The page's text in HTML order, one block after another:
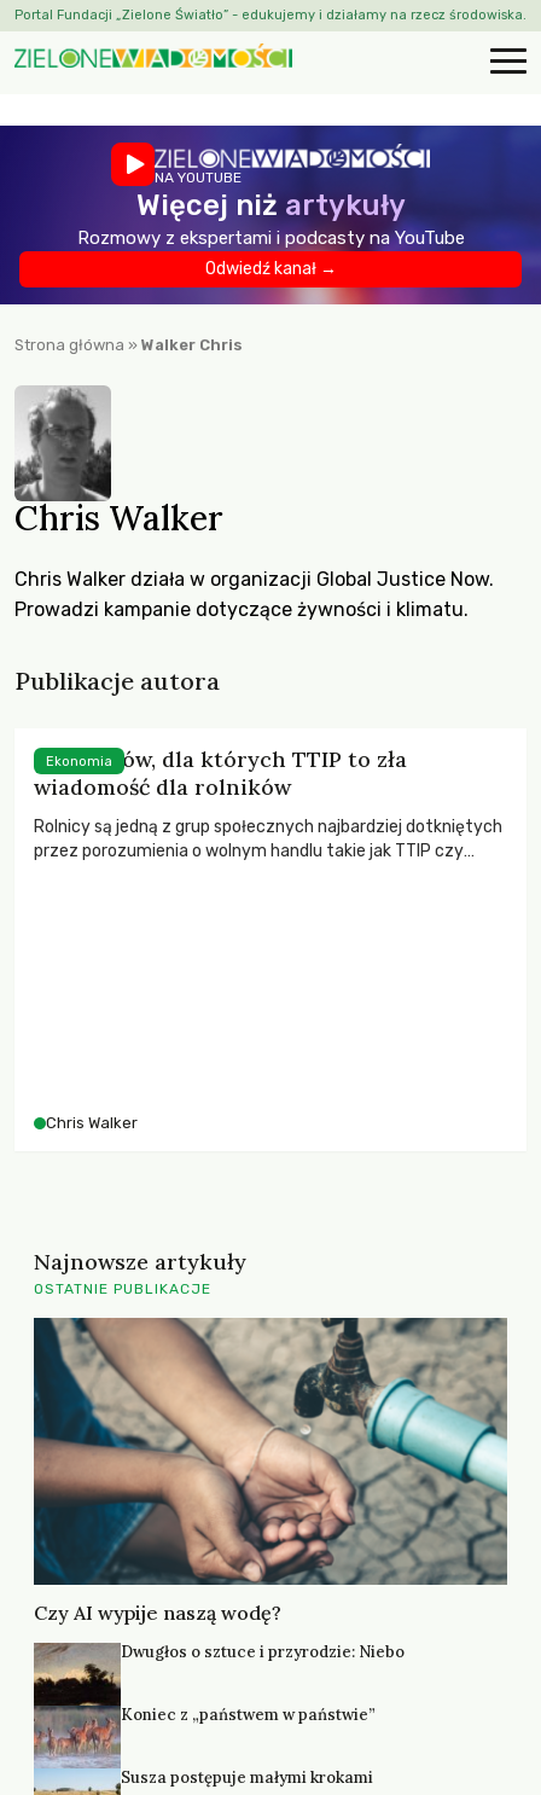
Portal Fundacji „Zielone Światło” - edukujemy i działamy na rzecz środowiska.
NA YOUTUBE
Więcej niż artykuły
Rozmowy z ekspertami i podcasty na YouTube
Odwiedź kanał →
Strona główna » Walker Chris
Chris Walker
Chris Walker działa w organizacji Global Justice Now.
Prowadzi kampanie dotyczące żywności i klimatu.
Publikacje autora
5 powodów, dla których TTIP to zła
wiadomość dla rolników
Rolnicy są jedną z grup społecznych najbardziej dotkniętych
przez porozumienia o wolnym handlu takie jak TTIP czy
Chris Walker
Ekonomia
Najnowsze artykuły
OSTATNIE PUBLIKACJE
Czy AI wypije naszą wodę?
Dwugłos o sztuce i przyrodzie: Niebo
Koniec z „państwem w państwie”
Susza postępuje małymi krokami